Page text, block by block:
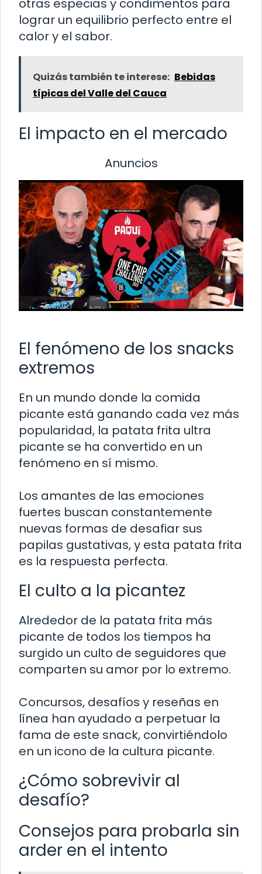
otras especias y condimentos para
lograr un equilibrio perfecto entre el
calor y el sabor.
Quizás también te interese: Bebidas
típicas del Valle del Cauca
El impacto en el mercado
Anuncios
El fenómeno de los snacks
extremos
En un mundo donde la comida
picante está ganando cada vez más
popularidad, la patata frita ultra
picante se ha convertido en un
fenómeno en sí mismo.
Los amantes de las emociones
fuertes buscan constantemente
nuevas formas de desafiar sus
papilas gustativas, y esta patata frita
es la respuesta perfecta.
El culto a la picantez
Alrededor de la patata frita más
picante de todos los tiempos ha
surgido un culto de seguidores que
comparten su amor por lo extremo.
Concursos, desafíos y reseñas en
línea han ayudado a perpetuar la
fama de este snack, convirtiéndolo
en un icono de la cultura picante.
¿Cómo sobrevivir al
desafío?
Consejos para probarla sin
arder en el intento